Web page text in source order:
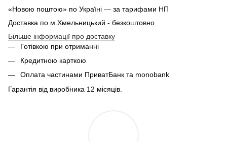
«Новою поштою» по Україні — за тарифами НП
Доставка по м.Хмельницький - безкоштовно
Більше інформації про доставку
Готівкою при отриманні
Кредитною карткою
Оплата частинами ПриватБанк та monobank
Гарантія від виробника 12 місяців.